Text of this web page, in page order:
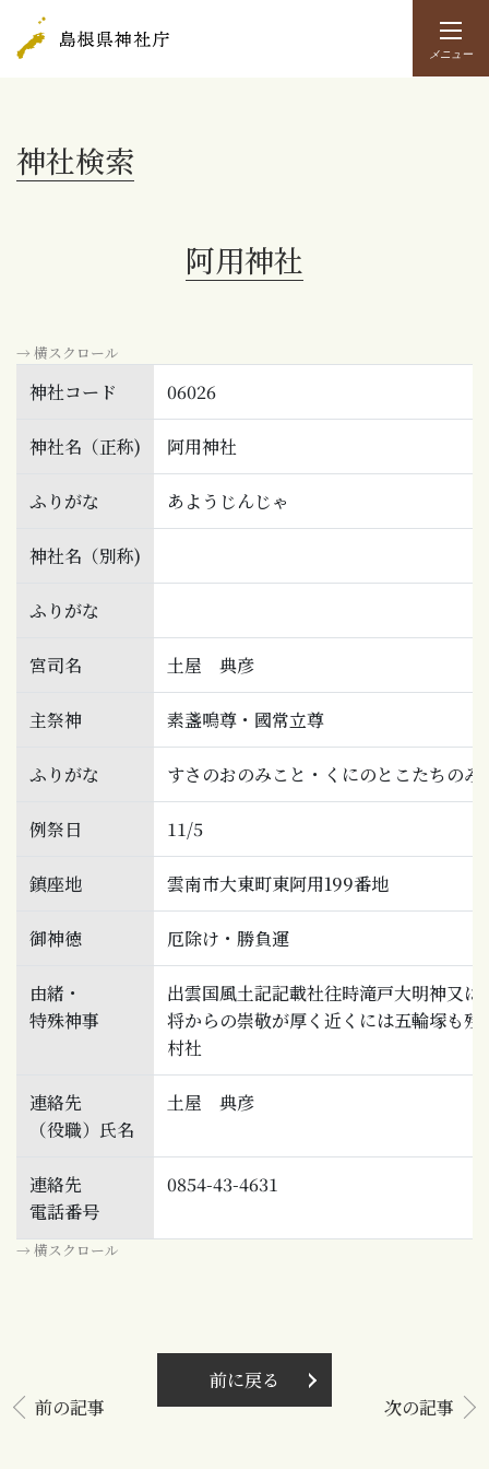
メニュー
神社検索
阿用神社
→ 横スクロール
神社コード 06026
神社名（正称) 阿用神社
ふりがな あようじんじゃ
神社名（別称)
ふりがな
宮司名 土屋 典彦
主祭神 素盞鳴尊・國常立尊
ふりがな すさのおのみこと・くにのとこたちのみ
例祭日 11/5
鎮座地 雲南市大東町東阿用199番地
御神徳 厄除け・勝負運
由緒・
特殊神事
出雲国風土記記載社往時滝戸大明神又
将からの崇敬が厚く近くには五輪塚も
村社
連絡先
（役職）氏名
土屋 典彦
連絡先
電話番号
0854-43-4631
→ 横スクロール
前に戻る
前の記事
次の記事